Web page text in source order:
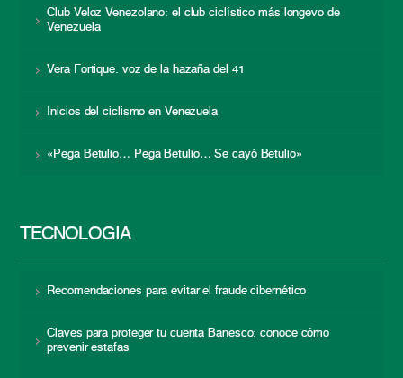
Club Veloz Venezolano: el club ciclístico más longevo de
Venezuela
Vera Fortique: voz de la hazaña del 41
Inicios del ciclismo en Venezuela
«Pega Betulio… Pega Betulio… Se cayó Betulio»
TECNOLOGÍA
Recomendaciones para evitar el fraude cibernético
Claves para proteger tu cuenta Banesco: conoce cómo
prevenir estafas